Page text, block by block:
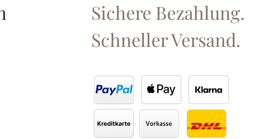
Sichere Bezahlung.
Schneller Versand.